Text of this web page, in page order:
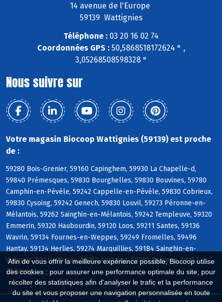
Afin de vous offrir la meilleure expérience possible, Biocoop utilise
des cookies : pour assurer une performance optimale du site, pour
récolter des statistiques afin d'analyser le trafic et la performance
du site et vous proposer une navigation personnalisée en toute
14 avenue de l'Europe
59139 Wattignies
Téléphone : 03 20 16 02 74
Coordonnées GPS :50,5868518172624 ° ,
3,05268508598328 °
Nous suivre sur
Votre magasin Biocoop Wattignies (59139) est proche
de :
59280 Bois-Grenier, 59160 Capinghem, 59930 La Chapelle-d,
59840 Prémesques, 59830 Bourghelles, 59830 Bouvines, 59780
Camphin-en-Pévèle, 59242 Cappelle-en-Pévèle, 59830 Cobrieux,
59830 Cysoing, 59242 Genech, 59830 Louvil, 59273 Péronne-en-
Mélantois, 59262 Sainghin-en-Mélantois, 59242 Templeuve, 59320
Emmerin, 59320 Haubourdin, 59120 Loos, 59211 Santes, 59136
Wavrin, 59134 Fournes-en-Weppes, 59249 Fromelles, 59496
Hantay, 59134 Herlies, 59274 Marquillies, 59184 Sainghin-en-
Weppes, 59134 Wicres, 59152 Anstaing, 59780 Baisieux, 59152
Chéreng